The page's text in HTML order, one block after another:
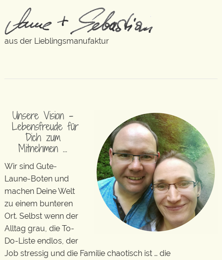
aus der Lieblingsmanufaktur
Unsere Vision –
Lebensfreude für
Dich zum
Mitnehmen …
Wir sind Gute-
Laune-Boten und
machen Deine Welt
zu einem bunteren
Ort. Selbst wenn der
Alltag grau, die To-
Do-Liste endlos, der
Job stressig und die Familie chaotisch ist … die